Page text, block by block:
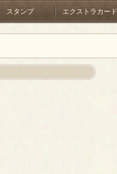
スタンプ エクストラカード